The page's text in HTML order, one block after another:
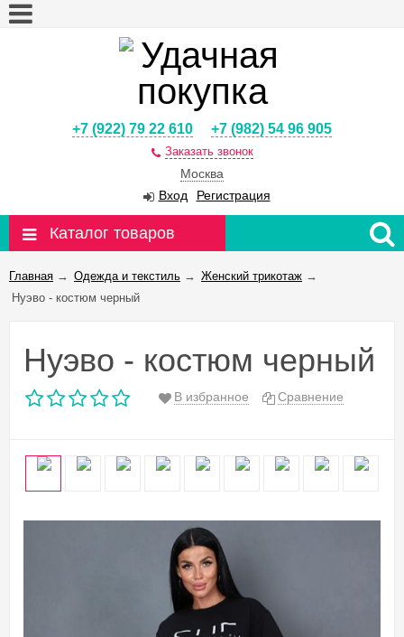
+7 (922) 79 22 610 +7 (982) 54 96 905
Заказать звонок
Москва
Вход
Регистрация
Каталог товаров
Главная → Одежда и текстиль → Женский трикотаж →
Нуэво - костюм черный
Нуэво - костюм черный
В избранное Сравнение